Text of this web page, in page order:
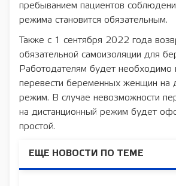
пребыванием пациентов
режима становится обязательным.
Также с 1 сентября 2022 года
обязательной самоизоляции для
Работодателям будет необходимо
перевести беременных женщин на
режим. В случае невозможности
на дистанционный режим будет
простой.
ЕЩЕ НОВОСТИ ПО ТЕМЕ